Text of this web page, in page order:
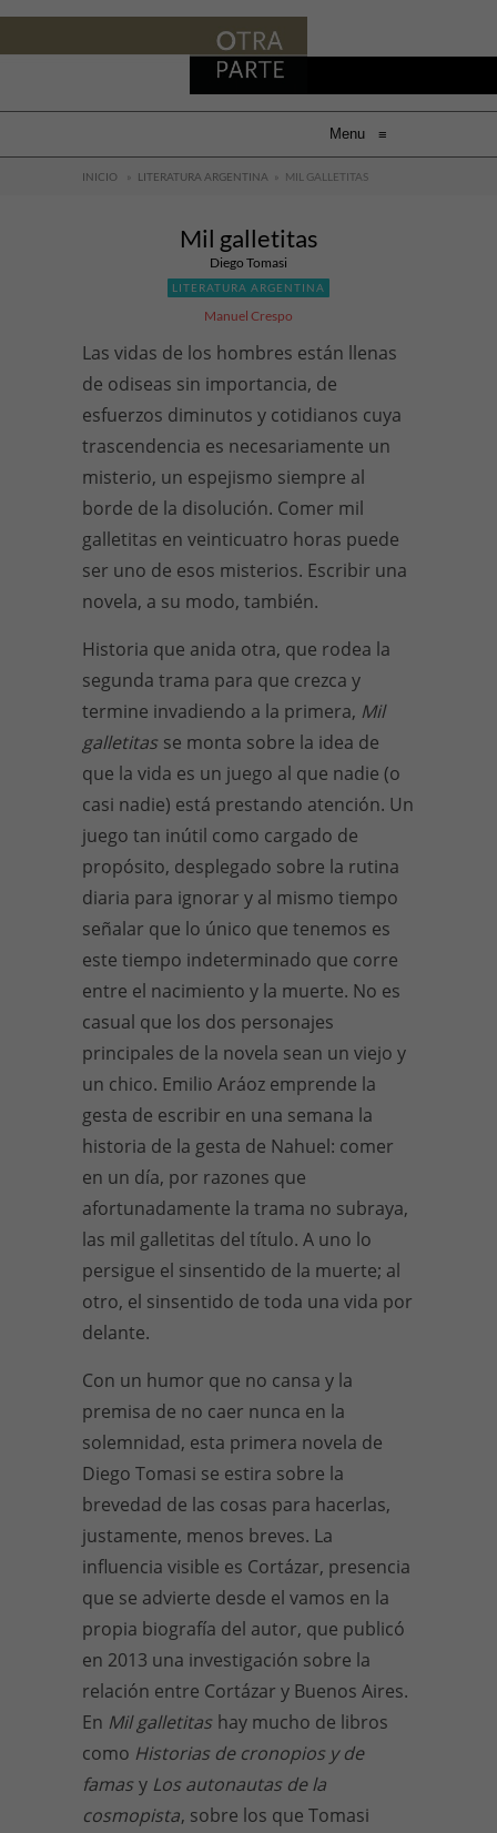
Menu ≡
INICIO » LITERATURA ARGENTINA » MIL GALLETITAS
Mil galletitas
Diego Tomasi
LITERATURA ARGENTINA
Manuel Crespo
Las vidas de los hombres están llenas
de odiseas sin importancia, de
esfuerzos diminutos y cotidianos cuya
trascendencia es necesariamente un
misterio, un espejismo siempre al
borde de la disolución. Comer mil
galletitas en veinticuatro horas puede
ser uno de esos misterios. Escribir una
novela, a su modo, también.
Historia que anida otra, que rodea la
segunda trama para que crezca y
termine invadiendo a la primera, Mil
galletitas se monta sobre la idea de
que la vida es un juego al que nadie (o
casi nadie) está prestando atención. Un
juego tan inútil como cargado de
propósito, desplegado sobre la rutina
diaria para ignorar y al mismo tiempo
señalar que lo único que tenemos es
este tiempo indeterminado que corre
entre el nacimiento y la muerte. No es
casual que los dos personajes
principales de la novela sean un viejo y
un chico. Emilio Aráoz emprende la
gesta de escribir en una semana la
historia de la gesta de Nahuel: comer
en un día, por razones que
afortunadamente la trama no subraya,
las mil galletitas del título. A uno lo
persigue el sinsentido de la muerte; al
otro, el sinsentido de toda una vida por
delante.
Con un humor que no cansa y la
premisa de no caer nunca en la
solemnidad, esta primera novela de
Diego Tomasi se estira sobre la
brevedad de las cosas para hacerlas,
justamente, menos breves. La
influencia visible es Cortázar, presencia
que se advierte desde el vamos en la
propia biografía del autor, que publicó
en 2013 una investigación sobre la
relación entre Cortázar y Buenos Aires.
En Mil galletitas hay mucho de libros
como Historias de cronopios y de
famas y Los autonautas de la
cosmopista, sobre los que Tomasi